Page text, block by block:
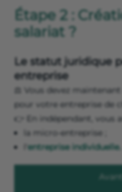
Étape 2 :
salariat ?
Le statut juridique
entreprise
⚖️ Vous devez
pour votre entreprise de
👉 En indépendant, vous
la micro-entreprise ;
entreprise individuelle.